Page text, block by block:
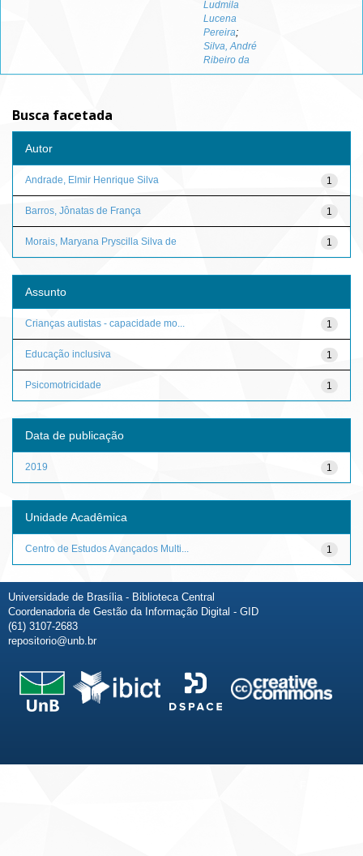
Ludmila
Lucena
Pereira;
Silva, André
Ribeiro da
Busca facetada
Autor
1
Andrade, Elmir Henrique Silva
1
Barros, Jônatas de França
1
Morais, Maryana Pryscilla Silva de
Assunto
1
Crianças autistas - capacidade mo...
1
Educação inclusiva
1
Psicomotricidade
Data de publicação
1
2019
Unidade Acadêmica
1
Centro de Estudos Avançados Multi...
Universidade de Brasília - Biblioteca Central
Coordenadoria de Gestão da Informação Digital - GID
(61) 3107-2683
repositorio@unb.br